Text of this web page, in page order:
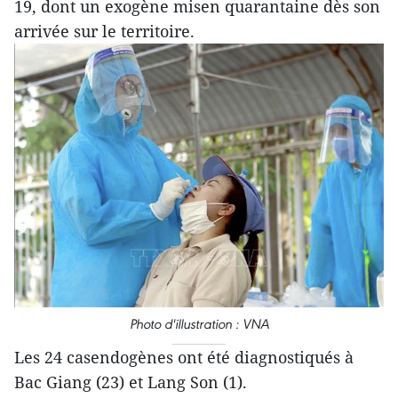
19, dont un exogène misen quarantaine dès son
arrivée sur le territoire.
Photo d'illustration : VNA
Les 24 casendogènes ont été diagnostiqués à
Bac Giang (23) et Lang Son (1).